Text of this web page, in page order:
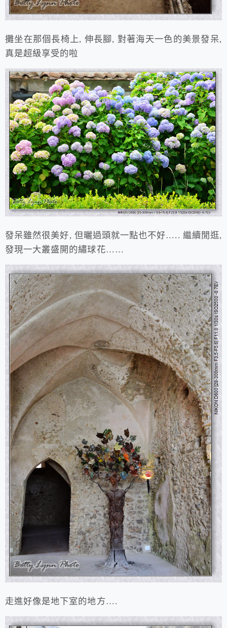
攤坐在那個長椅上, 伸長腳, 對著海天一色的美景發呆,
真是超級享受的啦
發呆雖然很美好, 但曬過頭就一點也不好….. 繼續閒逛,
發現一大叢盛開的繡球花……
走進好像是地下室的地方….